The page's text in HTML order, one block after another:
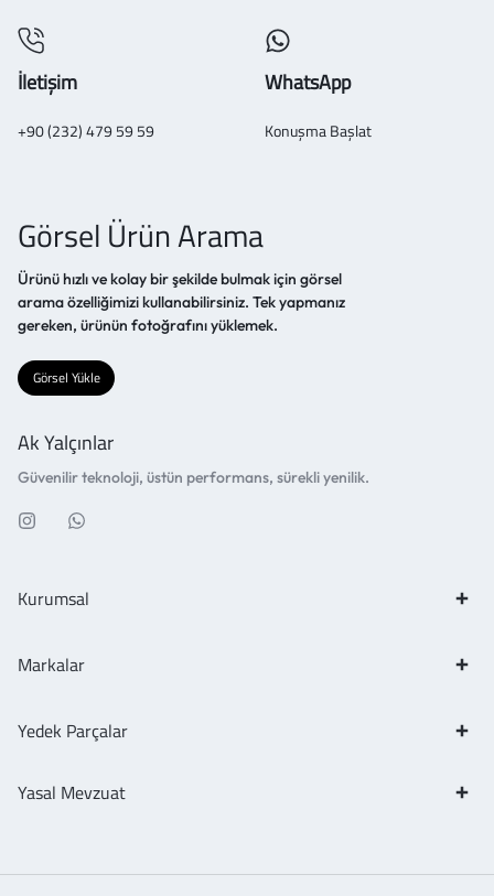
İletişim
+90 (232) 479 59 59
WhatsApp
Konuşma Başlat
Görsel Ürün Arama
Ürünü hızlı ve kolay bir şekilde bulmak için görsel
arama özelliğimizi kullanabilirsiniz. Tek yapmanız
gereken, ürünün fotoğrafını yüklemek.
Görsel Yükle
Ak Yalçınlar
Güvenilir teknoloji, üstün performans, sürekli yenilik.
Kurumsal
Markalar
Yedek Parçalar
Yasal Mevzuat